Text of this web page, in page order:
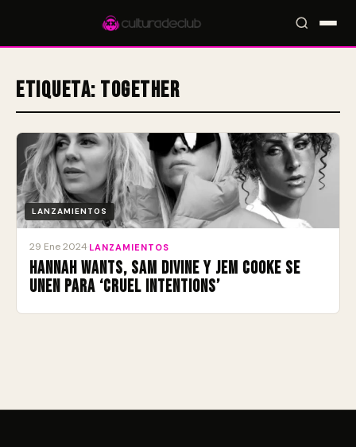
Accesos rápidos:🎪 Eventos🎤 Artistas📍 Locales📰 Radar
Etiqueta: Together
LANZAMIENTOS
29 Ene 2024 LANZAMIENTOS
Hannah Wants, Sam Divine y Jem Cooke se
unen para ‘Cruel Intentions’